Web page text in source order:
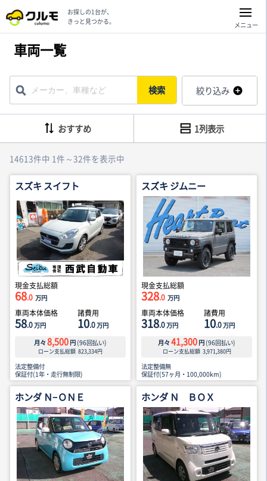
お探しの1台が、
きっと見つかる。
メニュー
車両一覧
検索 絞り込み
14613件中 1件～32件を表示中
おすすめ 1列表示
スズキ スイフト
現金支払総額
68.0 万円
車両本体価格
58.0万円
諸費用
10.0万円
月々 8,500 円 (96回払い)
ローン支払総額 823,334円
法定整備付
保証付(1年・走行無制限)
スズキ ジムニー
現金支払総額
328.0 万円
車両本体価格
318.0万円
諸費用
10.0万円
月々 41,300 円 (96回払い)
ローン支払総額 3,971,380円
法定整備無
保証付(57ヶ月・100,000km)
ホンダ Ｎ−ＯＮＥ ホンダ Ｎ ＢＯＸ